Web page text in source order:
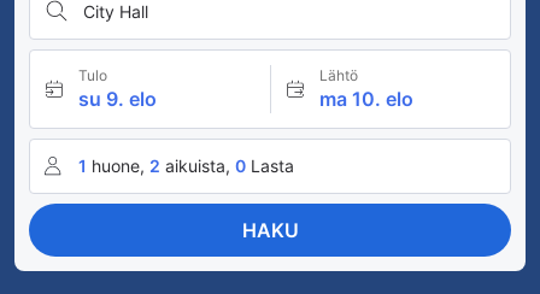
City Hall
Tulo
su 9. elo
Lähtö
ma 10. elo
1 huone, 2 aikuista, 0 Lasta
HAKU